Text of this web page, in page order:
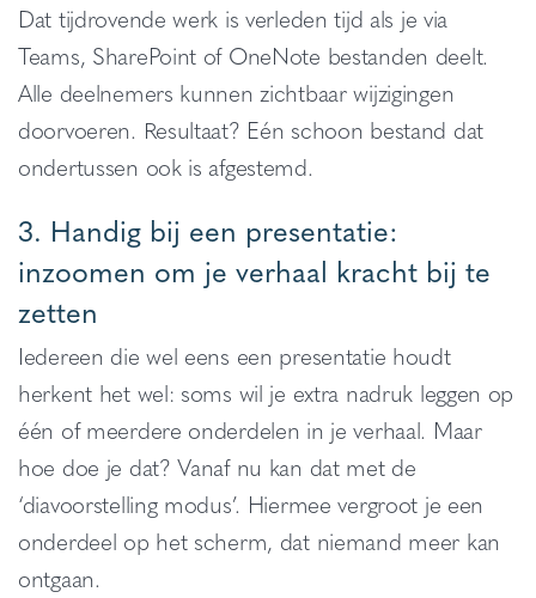
Dat tijdrovende werk is verleden tijd als je via
Teams, SharePoint of OneNote bestanden deelt.
Alle deelnemers kunnen zichtbaar wijzigingen
doorvoeren. Resultaat? Eén schoon bestand dat
ondertussen ook is afgestemd.
3. Handig bij een presentatie:
inzoomen om je verhaal kracht bij te
zetten
Iedereen die wel eens een presentatie houdt
herkent het wel: soms wil je extra nadruk leggen op
één of meerdere onderdelen in je verhaal. Maar
hoe doe je dat? Vanaf nu kan dat met de
‘diavoorstelling modus’. Hiermee vergroot je een
onderdeel op het scherm, dat niemand meer kan
ontgaan.